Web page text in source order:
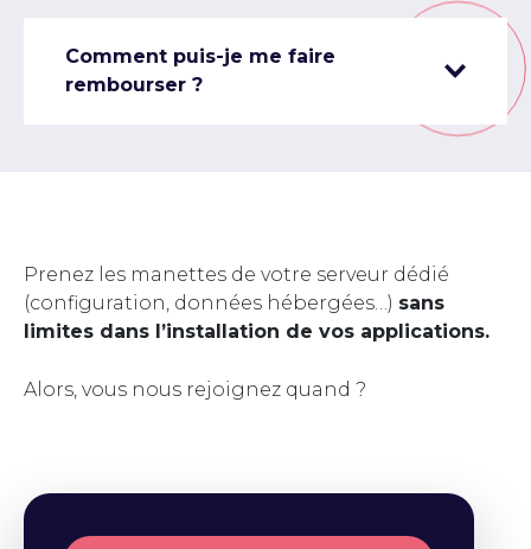
Comment puis-je me faire
rembourser ?
Prenez les manettes de votre serveur dédié
(configuration, données hébergées…) sans
limites dans l’installation de vos applications.
Alors, vous nous rejoignez quand ?